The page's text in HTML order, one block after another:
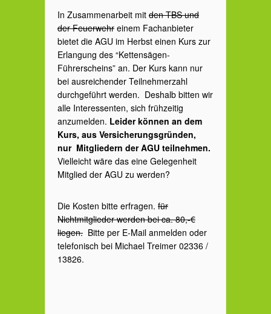
In Zusammenarbeit mit den TBS und
der Feuerwehr einem Fachanbieter
bietet die AGU im Herbst einen Kurs zur
Erlangung des “Kettensägen-
Führerscheins” an. Der Kurs kann nur
bei ausreichender Teilnehmerzahl
durchgeführt werden. Deshalb bitten wir
alle Interessenten, sich frühzeitig
anzumelden. Leider können an dem
Kurs, aus Versicherungsgründen,
nur Mitgliedern der AGU teilnehmen.
Vielleicht wäre das eine Gelegenheit
Mitglied der AGU zu werden?
Die Kosten bitte erfragen. für
Nichtmitglieder werden bei ca. 80,-€
liegen. Bitte per E-Mail anmelden oder
telefonisch bei Michael Treimer 02336 /
13826.